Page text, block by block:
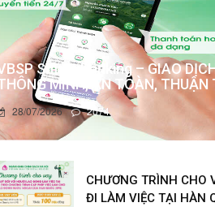
Smart Banking – GIAO
MINH, AN TOÀN, THUẬN
28/07/2026 2074
CHƯƠNG TRÌNH CHO
ĐI LÀM VIỆC TẠI HÀN